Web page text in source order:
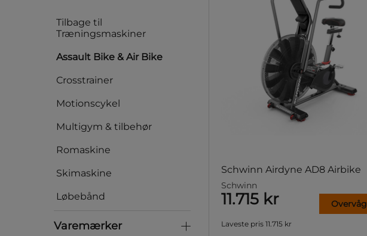
Tilbage til
Træningsmaskiner
Assault Bike & Air Bike
Crosstrainer
Motionscykel
Multigym & tilbehør
Romaskine
Skimaskine
Løbebånd
VaremærkerVaremærker
Schwinn Airdyne AD8 Airbike
Schwinn
11.715 kr Overvåg
Laveste pris 11.715 kr